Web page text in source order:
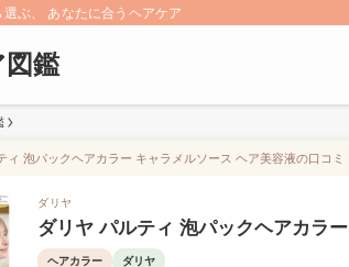
ぶ、 あなたに合うヘアケア
鑑
ィ 泡パックヘアカラー キャラメルソース ヘア美容液の口コミ
ダリヤ
ダリヤ パルティ 泡パックヘアカラ
ヘアカラー ダリヤ